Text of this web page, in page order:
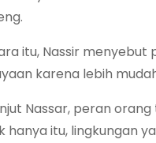
itu, Nassir
karena lebih
Nassar, peran
hanya itu, lingkungan